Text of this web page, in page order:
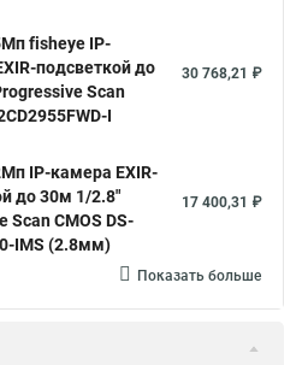
поворотная
fisheye IP-
подсветкой до
Scan
I
30 768,21 ₽
IP-камера EXIR-
до 30м 1/2.8"
Scan CMOS DS-
IMS (2.8мм)
17 400,31 ₽
Показать больше